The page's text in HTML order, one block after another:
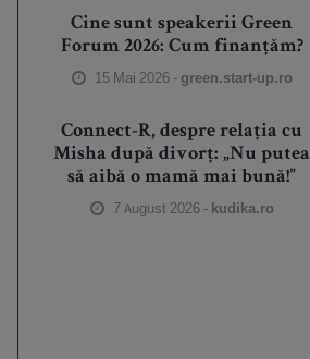
Cine sunt speakerii Green
Forum 2026: Cum finanțăm?
15 Mai 2026 - green.start-up.ro
Connect-R, despre relația cu
Misha după divorț: „Nu putea
să aibă o mamă mai bună!”
7 August 2026 - kudika.ro